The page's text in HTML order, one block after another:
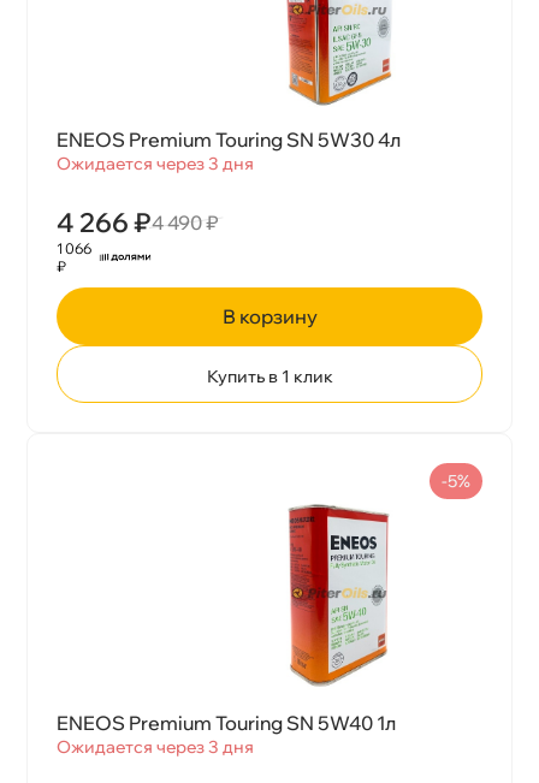
ENEOS Premium Touring SN 5W30 4л
Ожидается через 3 дня
4 266 ₽4 490 ₽
1 066
₽
корзину
Купить в 1 клик
ENEOS Premium Touring SN 5W40 1л
Ожидается через 3 дня
-5%